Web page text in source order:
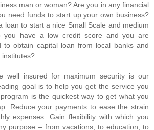
man or woman? Are you in any financial
need funds to start up your own business?
loan to start a nice Small Scale and medium
you have a low credit score and you are
to obtain capital loan from local banks and
well insured for maximum security is our
goal is to help you get the service you
is the quickest way to get what you
Reduce your payments to ease the strain
expenses. Gain flexibility with which you
purpose – from vacations, to education, to